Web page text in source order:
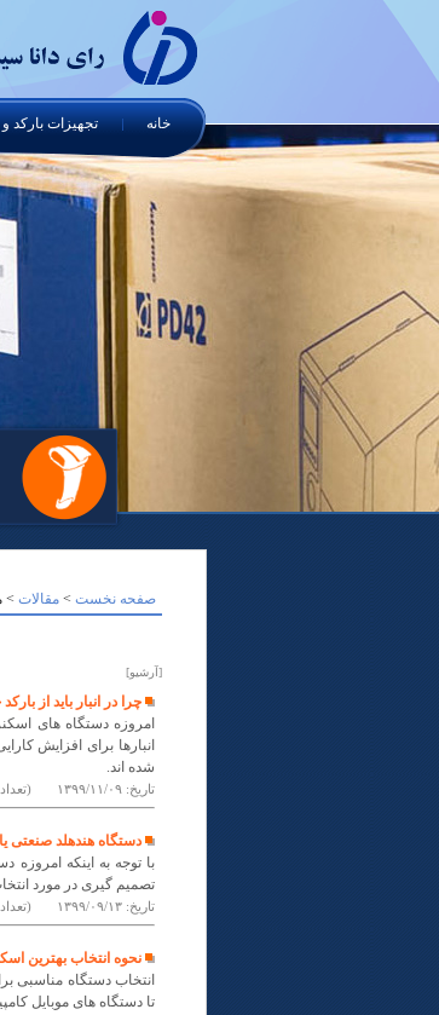
خانه تجهیزات بارکد و RFID
صفحه نخست > مقالات >
[آرشیو]
چرا در انبار باید از
امروزه دستگاه های
انبارها برای افزایش
شده اند.
تاریخ: ۱۳۹۹/۱۱/۰۹ (تعداد
دستگاه هندهلد صنعتی
تصمیم گیری در مورد
تاریخ: ۱۳۹۹/۰۹/۱۳ (تعداد
نحوه انتخاب بهترین
انتخاب دستگاه مناسبی
تا دستگاه های موبایل